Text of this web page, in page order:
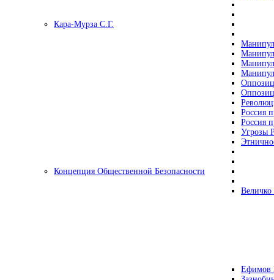
Кара-Мурза С.Г.
Россия
Россия
Угрозы
Концепция Общественной Безопасности
Ефимов